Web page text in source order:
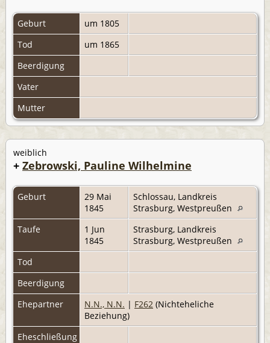
Geburt
um 1805
Tod
um 1865
Beerdigung
Vater
Mutter
weiblich
+ Zebrowski, Pauline Wilhelmine
Geburt
29 Mai
1845
Schlossau, Landkreis
Strasburg, Westpreußen
Taufe
1 Jun
1845
Strasburg, Landkreis
Strasburg, Westpreußen
Tod
Beerdigung
Ehepartner
N.N., N.N. | F262 (Nichteheliche
Beziehung)
Eheschließung